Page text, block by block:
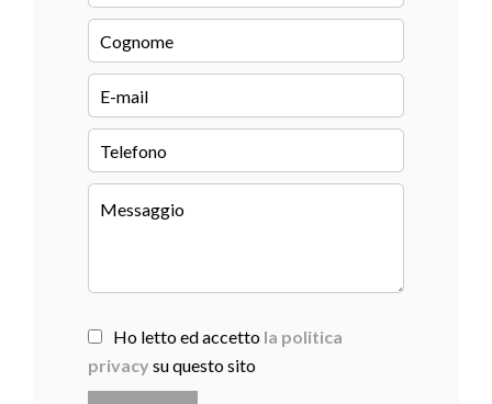
Ho letto ed accetto la politica
privacy su questo sito